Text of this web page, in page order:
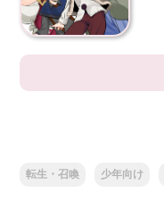
転生・召喚 少年向け